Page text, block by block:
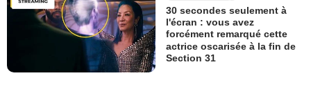
30 secondes seulement à
l'écran : vous avez
forcément remarqué cette
actrice oscarisée à la fin de
Section 31